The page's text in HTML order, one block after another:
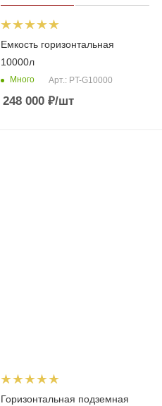
Емкость горизонтальная
10000л
Много Арт.: PT-G10000
248 000 ₽/шт
Горизонтальная подземная